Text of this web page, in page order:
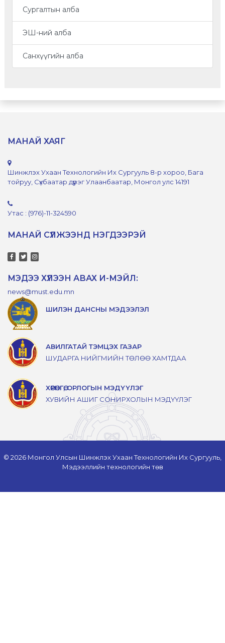
Сургалтын алба
ЭШ-ний алба
Санхүүгийн алба
МАНАЙ ХАЯГ
Шинжлэх Ухаан Технологийн Их Сургууль 8-р хороо, Бага
тойруу, Сүхбаатар дүүрэг Улаанбаатар, Монгол улс 14191
Утас : (976)-11-324590
МАНАЙ СҮЛЖЭЭНД НЭГДЭЭРЭЙ
МЭДЭЭ ХҮЛЭЭН АВАХ И-МЭЙЛ:
news@must.edu.mn
ШИЛЭН ДАНСНЫ МЭДЭЭЛЭЛ
АВИЛГАТАЙ ТЭМЦЭХ ГАЗАР
ШУДАРГА НИЙГМИЙН ТӨЛӨӨ ХАМТДАА
ХӨРӨНГӨ, ОРЛОГЫН МЭДҮҮЛЭГ
ХУВИЙН АШИГ СОНИРХОЛЫН МЭДҮҮЛЭГ
© 2026 Монгол Улсын Шинжлэх Ухаан Технологийн Их Сургууль,
Мэдээллийн технологийн төв